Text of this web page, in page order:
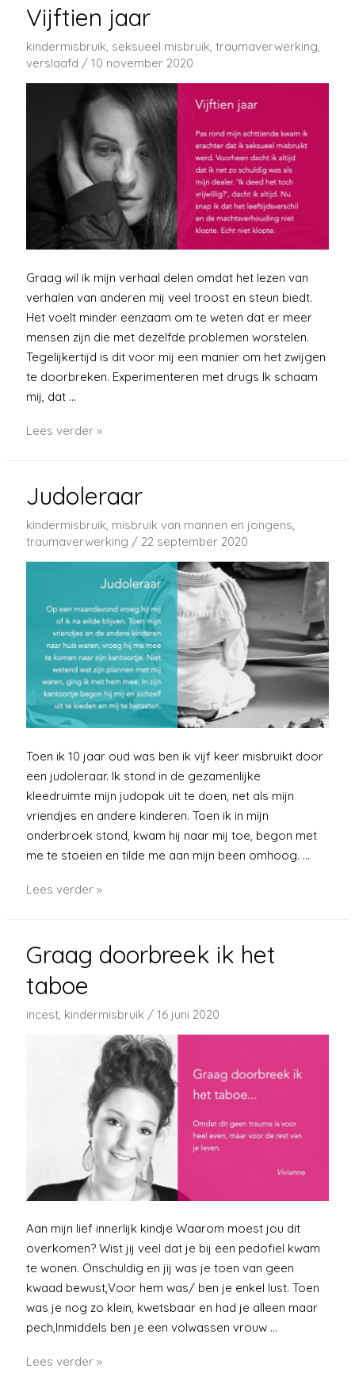
Vijftien jaar
kindermisbruik, seksueel misbruik,traumaverwerking,
verslaafd /10 november 2020
Graag wil ik mijn verhaal delen omdat het lezen van
verhalen van anderen mij veel troost en steun biedt.
Het voelt minder eenzaam om te weten dat er meer
mensen zijn die met dezelfde problemen worstelen.
Tegelijkertijd is dit voor mij een manier om het zwijgen
te doorbreken. Experimenteren met drugs Ik schaam
mij, dat …
Vijftien
Lees verder »
Judoleraar
kindermisbruik misbruik van mannen en jongens
traumaverwerking / 22 september 2020
Toen ik 10 jaar oud was ben ik vijf keer misbruikt door
een judoleraar. Ik stond in de gezamenlijke
kleedruimte mijn judopak uit te doen, net als mijn
vriendjes en andere kinderen. Toen ik in mijn
onderbroek stond, kwam hij naar mij toe, begon met
me te stoeien en tilde me aan mijn been omhoog. …
Judoleraar
Lees verder »
Graag doorbreek ik het
taboe
incest kindermisbruik /16 juni 2020
Aan mijn lief innerlijk kindje Waarom moest jou dit
overkomen? Wist jij veel dat je bij een pedofiel kwam
te wonen. Onschuldig en jij was je toen van geen
kwaad bewust,Voor hem was/ ben je enkel lust. Toen
was je nog zo klein, kwetsbaar en had je alleen maar
pech,Inmiddels ben je een volwassen vrouw …
Graag
Lees verder »